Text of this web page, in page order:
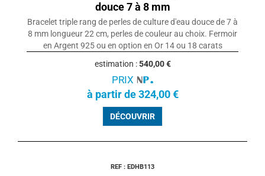
douce 7 à 8 mm
Bracelet triple rang de perles de culture d'eau douce de 7 à
8 mm longueur 22 cm, perles de couleur au choix. Fermoir
en Argent 925 ou en option en Or 14 ou 18 carats
estimation :540,00 €
PRIX
à partir de 324,00 €
DÉCOUVRIR
REF : EDHB113